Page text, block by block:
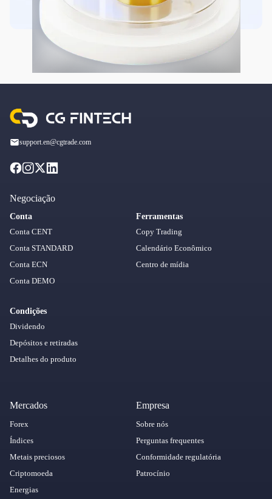
support.en@cgtrade.com
Negociação
Conta
Conta CENT
Conta STANDARD
Conta ECN
Conta DEMO
Condições
Dividendo
Depósitos e retiradas
Detalhes do produto
Ferramentas
Copy Trading
Calendário Econômico
Centro de mídia
Mercados
Forex
Índices
Metais preciosos
Criptomoeda
Energias
Empresa
Sobre nós
Perguntas frequentes
Conformidade regulatória
Patrocínio